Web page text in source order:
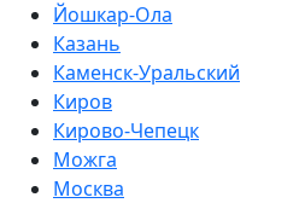
Йошкар-Ола
Казань
Каменск-Уральский
Киров
Кирово-Чепецк
Можга
Москва